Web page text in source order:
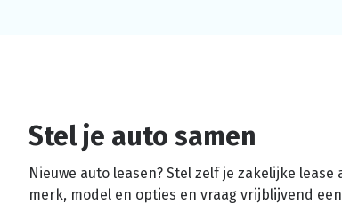
Stel je auto samen
Nieuwe auto leasen? Stel zelf je zakelijke
merk, model en opties en vraag vrijblijvend